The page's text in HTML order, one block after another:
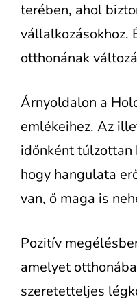
terében, ahol
vállalkozásokhoz.
otthonának
Árnyoldalon a
emlékeihez. Az
időnként
hogy hangulata
van, ő maga is
Pozitív
amelyet
szeretetteljes